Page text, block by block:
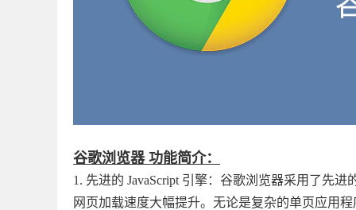
谷歌浏览器 功能简介：
1. 先进的 JavaScript 引擎：谷歌浏览器采用了先进
网页加载速度大幅提升。无论是复杂的单页应用